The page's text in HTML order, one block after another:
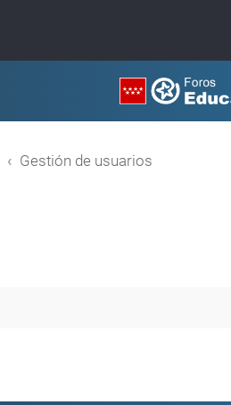
Gestión de usuarios